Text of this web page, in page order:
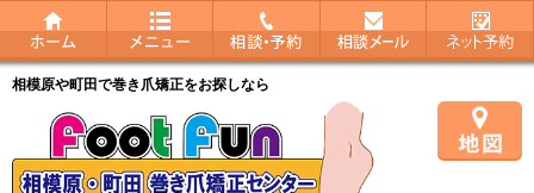
相模原や町田で巻き爪矯正をお探しなら